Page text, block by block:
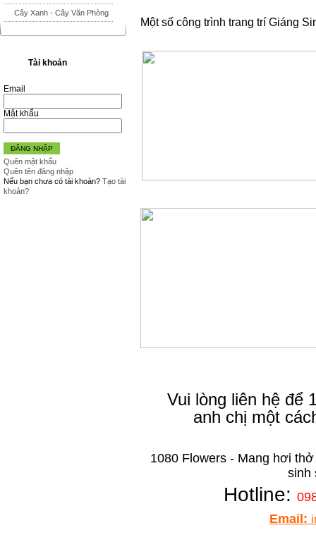
Cây Xanh - Cây Văn Phòng
Tài khoản
Email
Mật khẩu
ĐĂNG NHẬP
Quên mật khẩu
Quên tên đăng nhập
Nếu bạn chưa có tài khoản? Tạo tài
khoản?
Một số công trình trang trí Giáng
Vui lòng liên hệ để
anh chị một
1080 Flowers - Mang hơi
sinh
Hotline:
Email: